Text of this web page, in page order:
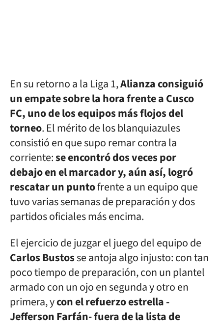
En su retorno a la Liga 1,Alianza consiguió
un empate sobre la hora frente a Cusco
FC, uno de los equipos más flojos del
torneo. El mérito de los blanquiazules
consistió en que supo remar contra la
corriente:se encontró dos veces por
debajo en el marcador y, aún así, logró
rescatar un puntofrente a un equipo que
tuvo varias semanas de preparación y dos
partidos oficiales más encima.
El ejercicio de juzgar el juego del equipo de
Carlos Bustosse antoja algo injusto: con tan
poco tiempo de preparación, con un plantel
armado con un ojo en segunda y otro en
primera, ycon el refuerzo estrella -
Jefferson Farfán- fuera de la lista de